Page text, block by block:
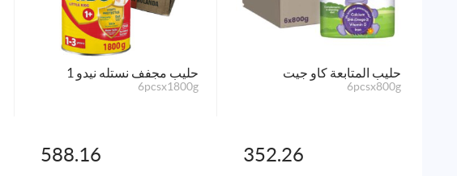
حليب المتابعة كاو جيت
6pcsx800g
352.26
حليب مجفف نستله نيدو 1
6pcsx1800g
588.16